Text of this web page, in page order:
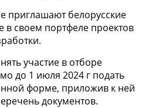
приглашают белорусские
своем портфеле проектов
участие в отборе
до 1 июля 2024 г подать
форме, приложив к ней
документов.